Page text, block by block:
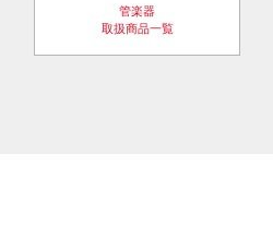
管楽器
取扱商品一覧